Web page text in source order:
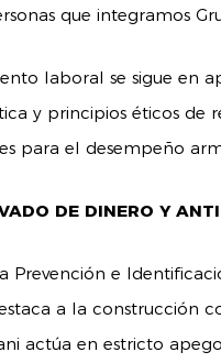
que integramos
laboral se sigue en
y principios éticos de
para el desempeño
DE DINERO Y
Prevención e
a la construcción
actúa en estricto